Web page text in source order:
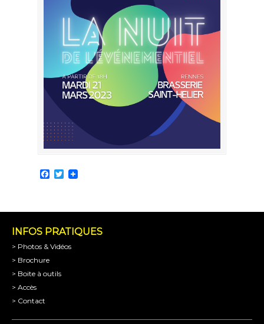
Facebook
Twitter
INFOS PRATIQUES
> Photos & Vidéos
> Brochure
> Boite à outils
> Accès
> Contact